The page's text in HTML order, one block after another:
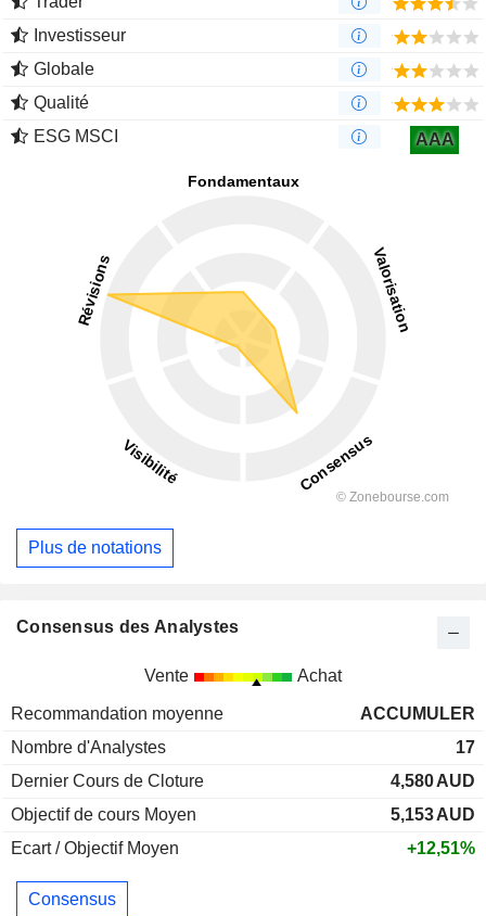
Investisseur
Globale
Qualité
ESG MSCI
AAA
Plus de notations
Consensus des Analystes
Vente Achat
Recommandation moyenne
ACCUMULER
Nombre d'Analystes
17
Dernier Cours de Cloture
4,580AUD
Objectif de cours Moyen
5,153AUD
Ecart / Objectif Moyen
+12,51%
Consensus